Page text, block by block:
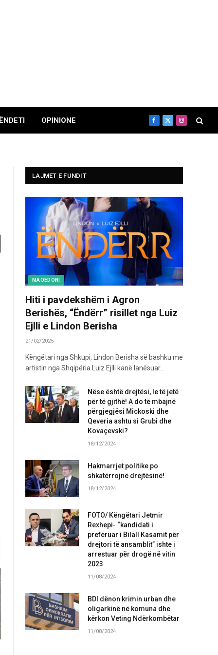
OPINIONE Facebook
X
(Twitter)
Instagram
LAJMET E FUNDIT
MAQEDONI
Hiti i pavdekshëm i Agron
Berishës, “Ëndërr” risillet nga Luiz
Ejlli e Lindon Berisha
21/02/2025
Këngëtari nga Shkupi, Lindon Berisha së bashku me
artistin nga Shqipëria Luiz Ejlli kanë lanësuar…
Nëse është drejtësi, le të jetë
për të gjithë! A do të mbajnë
përgjegjësi Mickoski dhe
Qeveria ashtu si Grubi dhe
Kovaçevski?
18/12/2024
Hakmarrjet politike po
shkatërrojnë drejtësinë!
18/12/2024
FOTO/ Këngëtari Jetmir
Rexhepi- “kandidati i
preferuar i Bilall Kasamit për
drejtori të ansamblit” ishte i
arrestuar për drogë në vitin
2023
11/08/2024
BDI dënon krimin urban dhe
oligarkinë në komuna dhe
kërkon Veting Ndërkombëtar
11/08/2024